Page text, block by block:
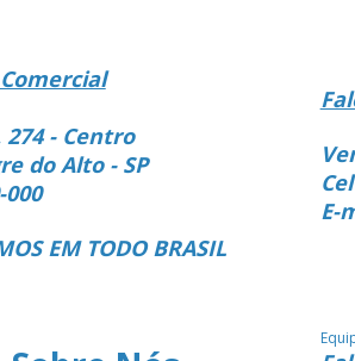
- Centro
do Alto - SP
000
EM TODO BRASIL
E-